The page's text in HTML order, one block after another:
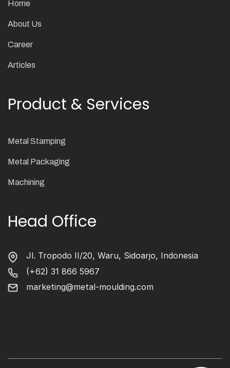
Home
About Us
Career
Articles
Product & Services
Metal Stamping
Metal Packaging
Machining
Head Office
Jl. Tropodo II/20, Waru, Sidoarjo, Indonesia
(+62) 31 866 5967
marketing@metal-moulding.com